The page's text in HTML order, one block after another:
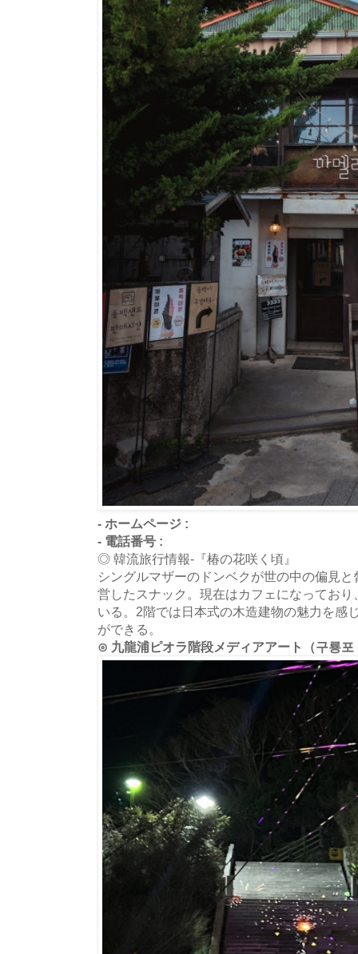
- ホームページ :
- 電話番号 :
◎ 韓流旅行情報-『椿の花咲く頃』
シングルマザーのドンベクが世の中の偏見
営したスナック。現在はカフェになってお
いる。2階では日本式の木造建物の魅力を感
ができる。
⊙ 九龍浦ピオラ階段メディアアート（구룡